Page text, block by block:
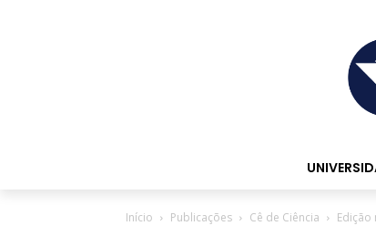
Início Publicações Cê de Ciência Edição